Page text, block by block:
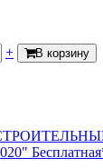
+ В корзину